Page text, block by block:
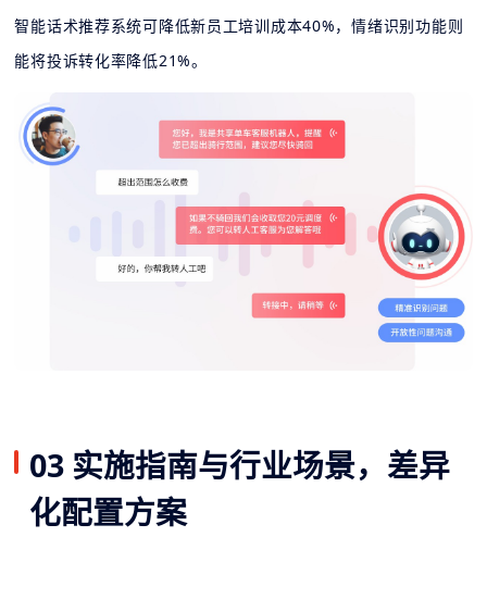
智能话术推荐系统可降低新员工培训成本40%，情绪识别功能则
能将投诉转化率降低21%。
03 实施指南与行业场景，差异
化配置方案